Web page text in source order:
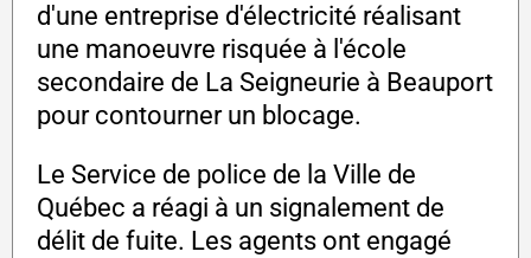
d'une entreprise d'électricité réalisant
une manoeuvre risquée à l'école
secondaire de La Seigneurie à Beauport
pour contourner un blocage.
Le Service de police de la Ville de
Québec a réagi à un signalement de
délit de fuite. Les agents ont engagé